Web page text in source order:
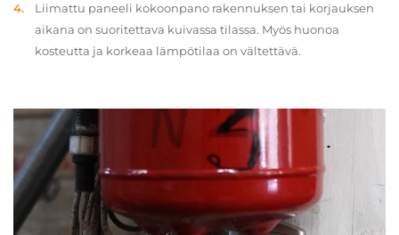
Liimattu paneeli kokoonpano rakennuksen tai korjauksen
aikana on suoritettava kuivassa tilassa. Myös huonoa
kosteutta ja korkeaa lämpötilaa on vältettävä.